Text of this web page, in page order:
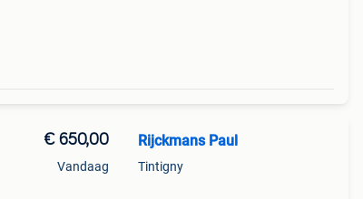
€ 650,00
Vandaag
Rijckmans Paul
Tintigny